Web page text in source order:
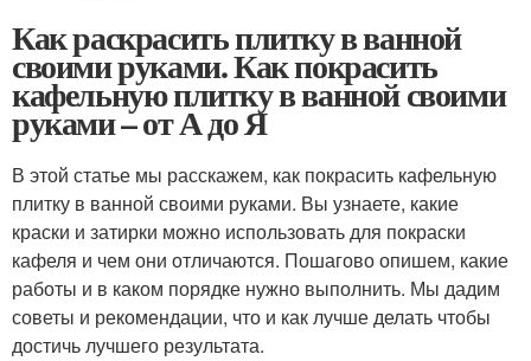
Как раскрасить плитку в ванной
своими руками. Как покрасить
кафельную плитку в ванной своими
руками – от А до Я
В этой статье мы расскажем, как покрасить кафельную
плитку в ванной своими руками. Вы узнаете, какие
краски и затирки можно использовать для покраски
кафеля и чем они отличаются. Пошагово опишем, какие
работы и в каком порядке нужно выполнить. Мы дадим
советы и рекомендации, что и как лучше делать чтобы
достичь лучшего результата.